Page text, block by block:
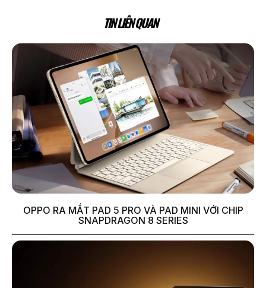
TIN LIÊN QUAN
OPPO RA MẮT PAD 5 PRO VÀ PAD MINI VỚI CHIP
SNAPDRAGON 8 SERIES